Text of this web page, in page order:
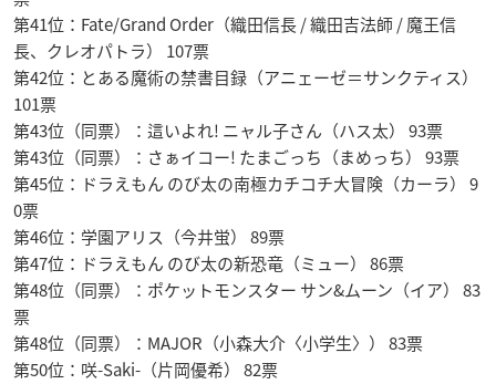
第41位：Fate/Grand Order（織田信長 / 織田吉法師 / 魔王信
長、クレオパトラ） 107票
第42位：とある魔術の禁書目録（アニェーゼ＝サンクティス）
101票
第43位（同票）：這いよれ! ニャル子さん（ハス太） 93票
第43位（同票）：さぁイコー! たまごっち（まめっち） 93票
第45位：ドラえもん のび太の南極カチコチ大冒険（カーラ） 9
0票
第46位：学園アリス（今井蛍） 89票
第47位：ドラえもん のび太の新恐竜（ミュー） 86票
第48位（同票）：ポケットモンスター サン&ムーン（イア） 83
票
第48位（同票）：MAJOR（小森大介〈小学生〉） 83票
第50位：咲-Saki-（片岡優希） 82票